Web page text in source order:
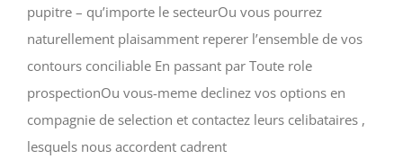
pupitre – qu’importe le secteurOu vous pourrez
naturellement plaisamment reperer l’ensemble de vos
contours conciliable En passant par Toute role
prospectionOu vous-meme declinez vos options en
compagnie de selection et contactez leurs celibataires ,
lesquels nous accordent cadrent